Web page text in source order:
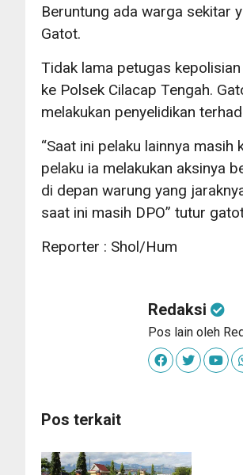
Beruntung ada warga sekitar
Gatot.
Tidak lama petugas
ke Polsek Cilacap Tengah.
melakukan penyelidikan
“Saat ini pelaku lainnya
pelaku ia melakukan aksinya
di depan warung yang
saat ini masih DPO” tutur
Reporter : Shol/Hum
Redaksi
Pos lain oleh
Pos terkait